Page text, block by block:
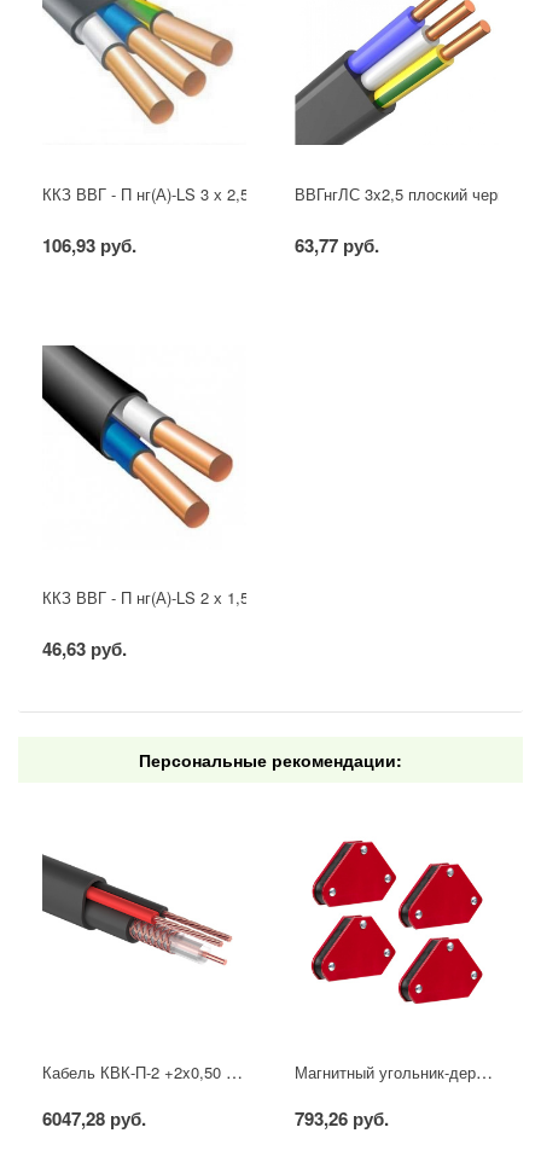
ККЗ ВВГ - П нг(А)-LS 3 х 2,5 ГОСТ
106,93 руб.
ВВГнгЛС 3x2,5 плоский черный
63,77 руб.
ККЗ ВВГ - П нг(А)-LS 2 х 1,5 ГОСТ
46,63 руб.
Персональные рекомендации:
Кабель КВК-П-2 +2x0,50 мм² (Cu/CCA) (96) черный, 200 м, PROconnect
6047,28 руб.
Магнитный угольник-держатель для сварки набор 4 шт. на 4 кг REXANT
793,26 руб.